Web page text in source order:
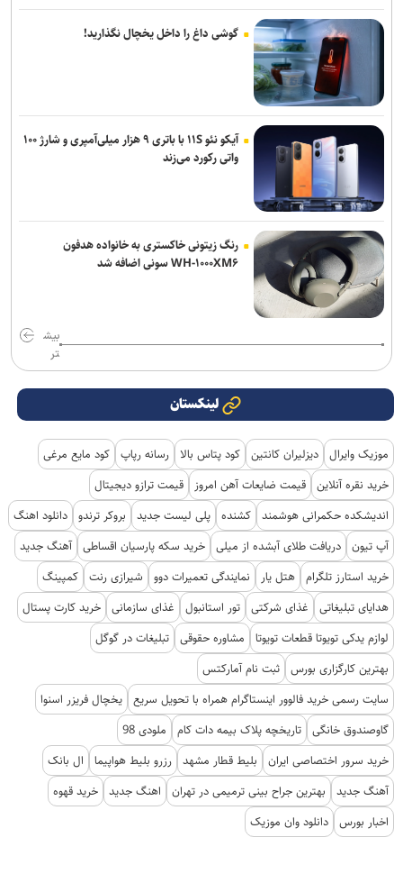
گوشی داغ را داخل یخچال نگذارید!
آیکو نئو ۱۱S با باتری ۹ هزار میلی‌آمپری و شارژ ۱۰۰
واتی رکورد می‌زند
رنگ زیتونی خاکستری به خانواده هدفون
WH-۱۰۰۰XM۶ سونی اضافه شد
بیش
تر
لینکستان
موزیک وایرال دیزلیران کانتین کود پتاس بالا رسانه رپاپ کود مایع مرغی
خرید نقره آنلاین قیمت ضایعات آهن امروز
قیمت ترازو دیجیتال
اندیشکده حکمرانی هوشمند کشنده پلی لیست جدید بروکر ترندو دانلود اهنگ
آپ تیون دریافت طلای آبشده از میلی خرید سکه پارسیان اقساطی آهنگ جدید
خرید استارز تلگرام هتل یار نمایندگی تعمیرات دوو شیرازی رنت کمپینگ
هدایای تبلیغاتی
غذای شرکتی تور استانبول غذای سازمانی خرید کارت پستال
لوازم یدکی تویوتا قطعات تویوتا
مشاوره حقوقی تبلیغات در گوگل
بهترین کارگزاری بورس ثبت نام آمارکتس
سایت رسمی خرید فالوور اینستاگرام همراه با تحویل سریع یخچال فریزر اسنوا
گاوصندوق خانگی تاریخچه پلاک بیمه دات کام
ملودی 98
خرید سرور اختصاصی ایران
بلیط قطار مشهد رزرو بلیط هواپیما
ال بانک
آهنگ جدید
بهترین جراح بینی ترمیمی در تهران اهنگ جدید خرید قهوه
اخبار بورس دانلود وان موزیک